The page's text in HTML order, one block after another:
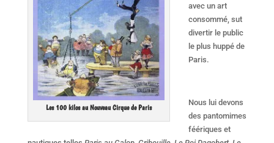
Les 100 kilos au Nouveau Cirque de Paris
avec un art
consommé, sut
divertir le public
le plus huppé de
Paris.
Nous lui devons
des pantomimes
féériques et